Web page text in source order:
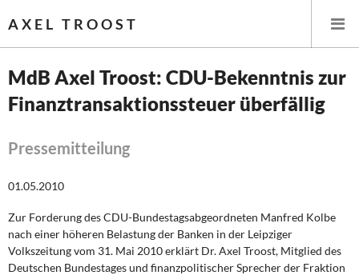
AXEL TROOST
Startseite
Themen
Leitlinien linker Wirtschafts- und Finanzpolitik
Wirtschaftspolitik
Steuer- und Finanzpolitik
MdB Axel Troost: CDU-Bekenntnis zur
Finanztransaktionssteuer überfällig
Pressemitteilung
01.05.2010
Zur Forderung des CDU-Bundestagsabgeordneten Manfred Kolbe
nach einer höheren Belastung der Banken in der Leipziger
Volkszeitung vom 31. Mai 2010 erklärt Dr. Axel Troost, Mitglied des
Deutschen Bundestages und finanzpolitischer Sprecher der Fraktion